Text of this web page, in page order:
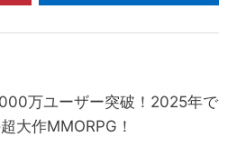
万ユーザー突破！2025年で
大作MMORPG！